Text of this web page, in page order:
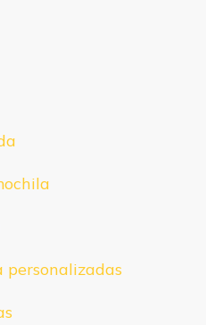
personalizadas